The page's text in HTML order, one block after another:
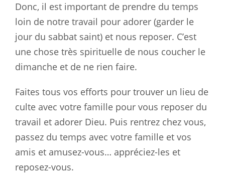
Donc, il est important de prendre du temps
loin de notre travail pour adorer (garder le
jour du sabbat saint) et nous reposer. C’est
une chose très spirituelle de nous coucher le
dimanche et de ne rien faire.
Faites tous vos efforts pour trouver un lieu de
culte avec votre famille pour vous reposer du
travail et adorer Dieu. Puis rentrez chez vous,
passez du temps avec votre famille et vos
amis et amusez-vous… appréciez-les et
reposez-vous.